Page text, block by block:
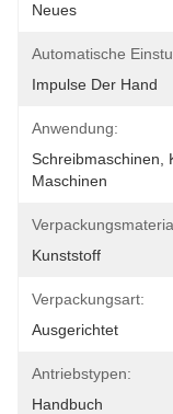
Neues
Automatische
Impulse Der Hand
Anwendung:
Schreibmaschinen,
Maschinen
Kunststoff
Verpackungsart:
Ausgerichtet
Antriebstypen:
Handbuch